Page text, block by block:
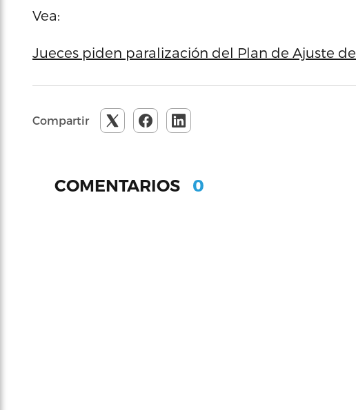
Vea:
Jueces piden paralización del Plan de Ajuste
Compartir
COMENTARIOS 0